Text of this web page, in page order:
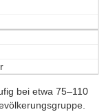
bei etwa 75–110